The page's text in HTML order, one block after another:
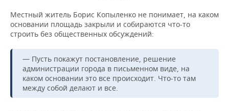
Местный житель Борис Копыленко не понимает, на каком
основании площадь закрыли и собираются что-то
строить без общественных обсуждений:
— Пусть покажут постановление, решение
администрации города в письменном виде, на
каком основании это все происходит. Что-то там
между собой делают и все.